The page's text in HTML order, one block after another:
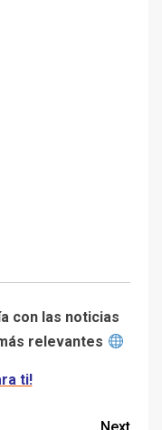
con las noticias
relevantes
ti!